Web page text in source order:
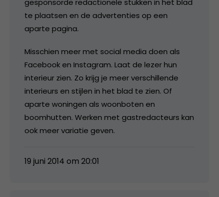
te plaatsen en de advertenties op een
aparte pagina.
Misschien meer met social media doen als
Facebook en Instagram. Laat de lezer hun
interieur zien. Zo krijg je meer verschillende
interieurs en stijlen in het blad te zien. Of
aparte woningen als woonboten en
boomhutten. Werken met gastredacteurs kan
ook meer variatie geven.
19 juni 2014 om 20:01